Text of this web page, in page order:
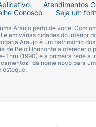
Isobutane
Ether
Ativado),
Propylene
Benzyl Benzoate
Atendimentos
Conosco Seja um
Araujo perto de você. Com
em várias cidades do interior
Araujo é um patrimônio
de Belo Horizonte a oferecer
Thru (1990) e a primeira rede
dá nome novo para
estoque.